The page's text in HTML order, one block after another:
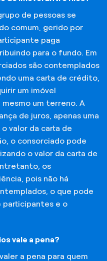
de pessoas se
comum, gerido por
paga
para o fundo. Em
são contemplados
uma carta de crédito,
um imóvel
um terreno. A
de juros, apenas uma
valor da carta de
o consorciado pode
o valor da carta de
os
pois não há
o que pode
participantes e o
vale a pena?
a pena para quem